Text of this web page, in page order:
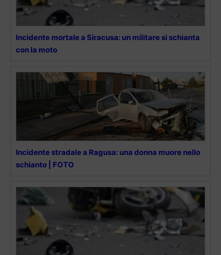
Incidente mortale a Siracusa: un militare si schianta
con la moto
Incidente stradale a Ragusa: una donna muore nello
schianto | FOTO